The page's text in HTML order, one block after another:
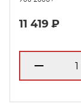
11 419 ₽